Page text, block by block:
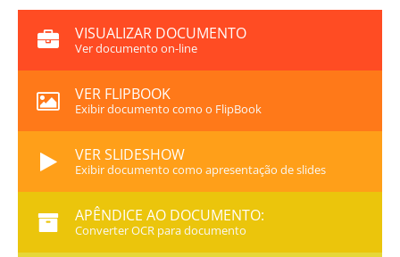
VISUALIZAR DOCUMENTO
Ver documento on-line
VER FLIPBOOK
Exibir documento como o FlipBook
VER SLIDESHOW
Exibir documento como apresentação de slides
APÊNDICE AO DOCUMENTO:
Converter OCR para documento